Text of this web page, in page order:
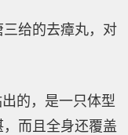
给的去瘴丸，对
的，是一只体型
而且全身还覆盖